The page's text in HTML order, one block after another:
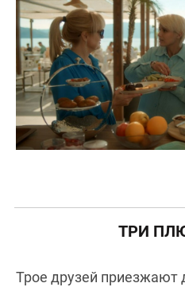
ТРИ
Трое друзей приезжают